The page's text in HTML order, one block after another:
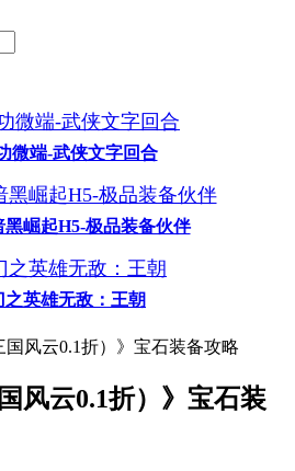
微端-武侠文字回合
黑崛起H5-极品装备伙伴
之英雄无敌：王朝
风云0.1折）》宝石装备攻略
风云0.1折）》宝石装